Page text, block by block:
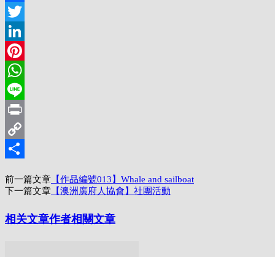
Facebook
Twitter
LinkedIn
Pinterest
WhatsApp
Line
Print
Copy
享
前一篇文章 【作品編號013】Whale and sailboat
下一篇文章 【澳洲廣府人協會】社團活動
相关文章作者相關文章